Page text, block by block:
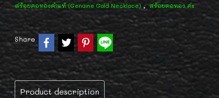
สร้อยคอทองคำแท้ (Genuine Gold Necklace) , สร้อยคอทอง ค่ะ
Share
Product description